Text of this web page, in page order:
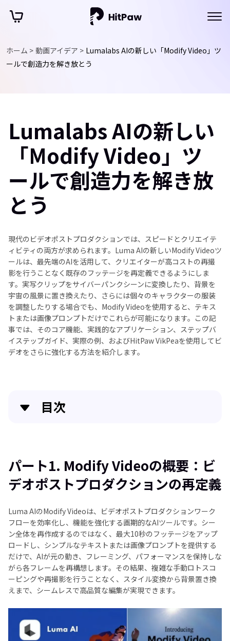
ホーム > 動画アイデア > Lumalabs AIの新しい「Modify Video」ツ
ールで創造力を解き放とう
Lumalabs AIの新しい
「Modify Video」ツ
ールで創造力を解き放
とう
現代のビデオポストプロダクションでは、スピードとクリエイテ
ィビティの両方が求められます。Luma AIの新しいModify Videoツ
ールは、最先端のAIを活用して、クリエイターが高コストの再撮
影を行うことなく既存のフッテージを再定義できるようにしま
す。実写クリップをサイバーパンクシーンに変換したり、背景を
宇宙の風景に置き換えたり、さらには個々のキャラクターの服装
を調整したりする場合でも、Modify Videoを使用すると、テキス
トまたは画像プロンプトだけでこれらが可能になります。この記
事では、そのコア機能、実践的なアプリケーション、ステップバ
イステップガイド、実際の例、およびHitPaw VikPeaを使用してビ
デオをさらに強化する方法を紹介します。
目次
パート2. Luma AI Modify Videoで何ができますか？
パート3. Luma AI Modify Videoの使用方法
パート4. Luma AI Modify Videoで要素レベルの変更
を実現する例
補足：HitPaw VikPeaでビデオを強化
パート1. Modify Videoの概要：ビ
デオポストプロダクションの再定義
Luma AIのModify Videoは、ビデオポストプロダクションワーク
フローを効率化し、機能を強化する画期的なAIツールです。シー
ン全体を再作成するのではなく、最大10秒のフッテージをアップ
ロードし、シンプルなテキストまたは画像プロンプトを提供する
だけで、AIが元の動き、フレーミング、パフォーマンスを保持しな
がら各フレームを再構想します。その結果、複雑な手動ロトスコ
ーピングや再撮影を行うことなく、スタイル変換から背景置き換
えまで、シームレスで高品質な編集が実現できます。